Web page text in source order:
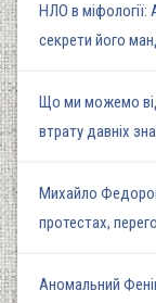
НЛО в міфології:
секрети його
Що ми можемо
втрату давніх
Михайло
протестах,
Аномальний